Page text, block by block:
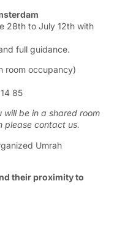
28th to July 12th with
full guidance.
room occupancy)
85
will be in a shared room
please contact us.
Umrah
their proximity to